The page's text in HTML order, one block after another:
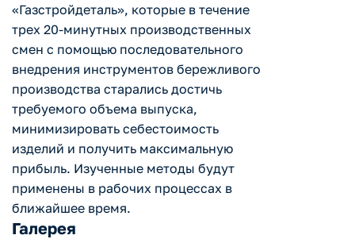
«Газстройдеталь», которые в течение
трех 20-минутных производственных
смен с помощью последовательного
внедрения инструментов бережливого
производства старались достичь
требуемого объема выпуска,
минимизировать себестоимость
изделий и получить максимальную
прибыль. Изученные методы будут
применены в рабочих процессах в
ближайшее время.
Галерея